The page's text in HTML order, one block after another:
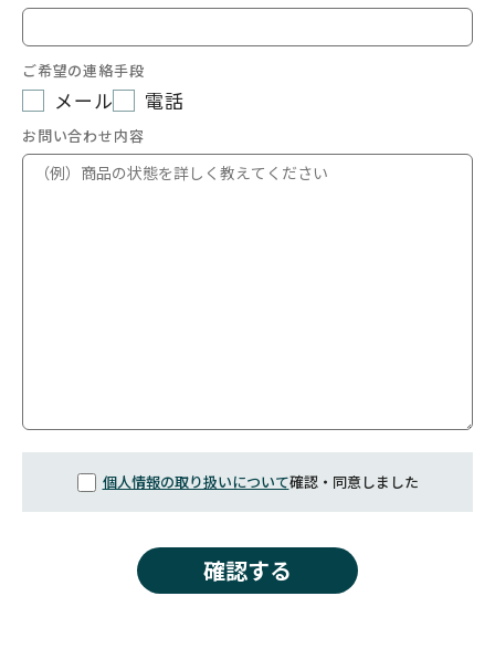
ご希望の連絡手段
メール 電話
お問い合わせ内容
個人情報の取り扱いについて確認・同意しました
確認する